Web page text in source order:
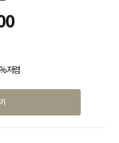
저렴